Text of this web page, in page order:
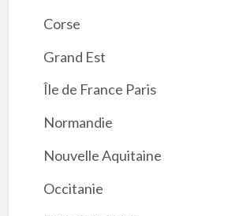
Corse
Grand Est
Île de France Paris
Normandie
Nouvelle Aquitaine
Occitanie